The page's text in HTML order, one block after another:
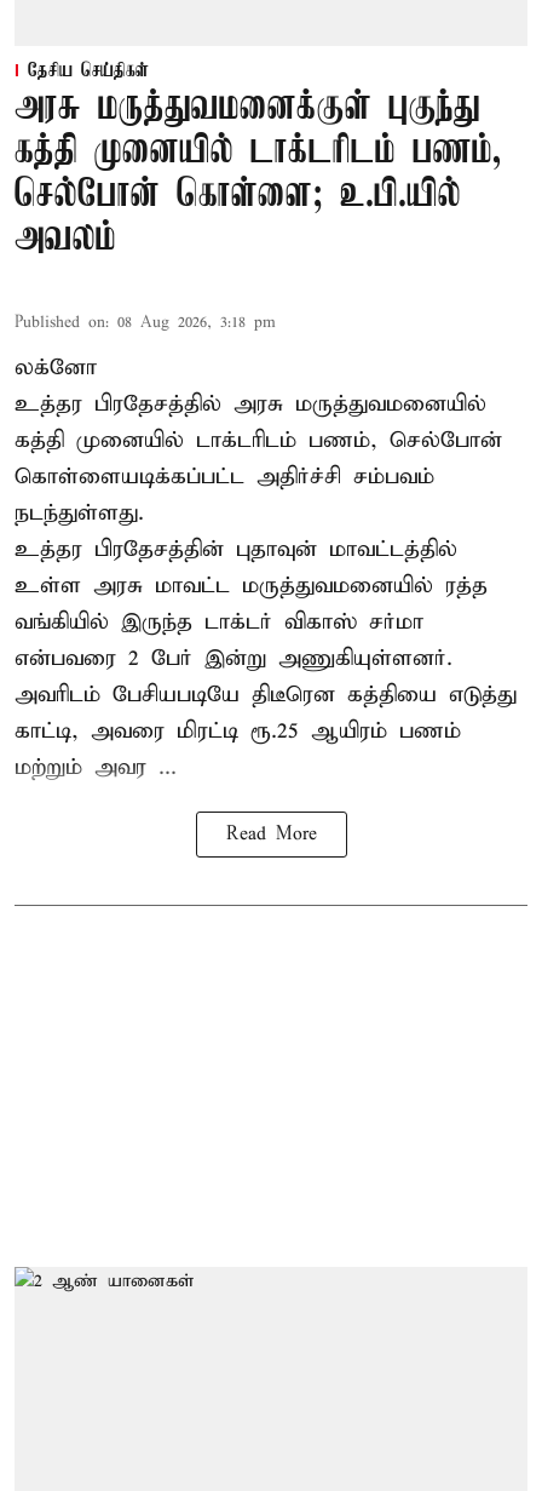
தேசிய செய்திகள்
அரசு மருத்துவமனைக்குள் புகுந்து
கத்தி முனையில் டாக்டரிடம் பணம்,
செல்போன் கொள்ளை; உ.பி.யில்
அவலம்
Published on: 08 Aug 2026, 3:18 pm
லக்னோ
உத்தர பிரதேசத்தில் அரசு மருத்துவமனையில்
கத்தி முனையில் டாக்டரிடம் பணம், செல்போன்
கொள்ளையடிக்கப்பட்ட அதிர்ச்சி சம்பவம்
நடந்துள்ளது.
உத்தர பிரதேசத்தின் புதாவுன் மாவட்டத்தில்
உள்ள அரசு மாவட்ட மருத்துவமனையில் ரத்த
வங்கியில் இருந்த டாக்டர் விகாஸ் சர்மா
என்பவரை 2 பேர் இன்று அணுகியுள்ளனர்.
அவரிடம் பேசியபடியே திடீரென கத்தியை எடுத்து
காட்டி, அவரை மிரட்டி ரூ.25 ஆயிரம் பணம்
மற்றும் அவர ...
Read More